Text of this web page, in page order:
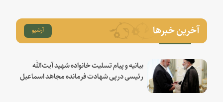
آخرین خبرها آرشیو
بیانیه و پیام تسلیت خانواده شهید آیت‌الله
رئیسی درپی شهادت فرمانده مجاهد اسماعیل